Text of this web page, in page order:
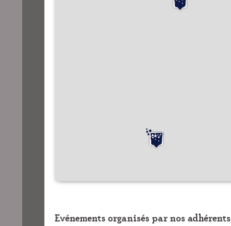
Evénements organisés par nos adhérents